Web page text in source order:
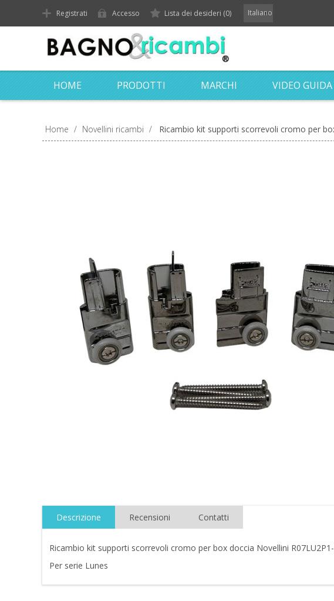
Registrati Accesso Lista dei desideri (0) Italiano
HOME PRODOTTI MARCHI VIDEO
Home / Novellini ricambi / Ricambio kit supporti scorrevoli cromo per
Descrizione Recensioni Contatti
Ricambio kit supporti scorrevoli cromo per box doccia Novellini
Per serie Lunes